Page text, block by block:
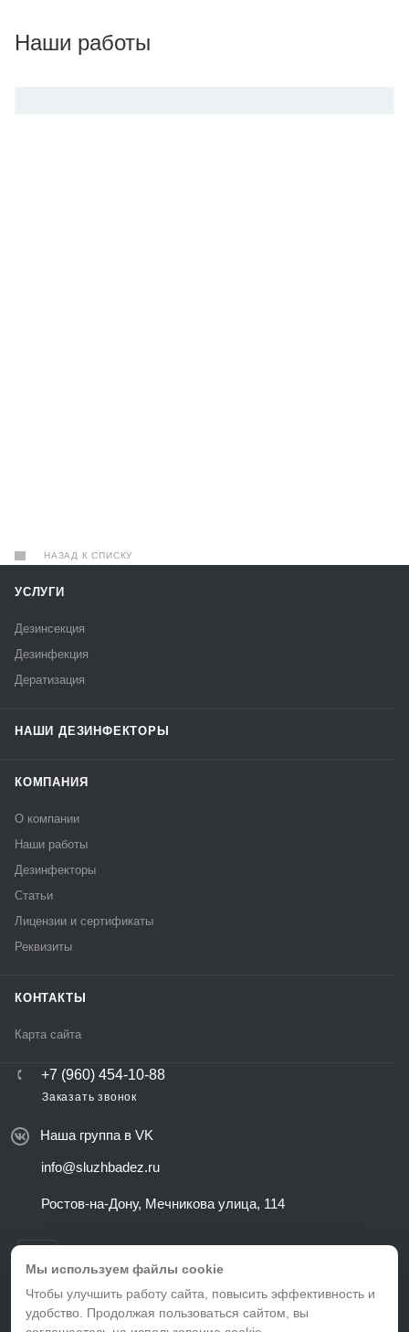
Наши работы
НАЗАД К СПИСКУ
УСЛУГИ
Дезинсекция
Дезинфекция
Дератизация
НАШИ ДЕЗИНФЕКТОРЫ
КОМПАНИЯ
О компании
Наши работы
Дезинфекторы
Статьи
Лицензии и сертификаты
Реквизиты
КОНТАКТЫ
Карта сайта
+7 (960) 454-10-88
Заказать звонок
Наша группа в VK
info@sluzhbadez.ru
Ростов-на-Дону, Мечникова улица, 114
ВЕРСИЯ ДЛЯ ПЕЧАТИ
Мы используем файлы cookie
Чтобы улучшить работу сайта, повысить эффективность и
удобство. Продолжая пользоваться сайтом, вы